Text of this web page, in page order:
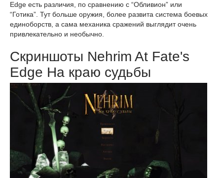
Edge есть различия, по сравнению с “Обливион” или
“Готика”. Тут больше оружия, более развита система боевых
единоборств, а сама механика сражений выглядит очень
привлекательно и необычно.
Скриншоты Nehrim At Fate's
Edge На краю судьбы